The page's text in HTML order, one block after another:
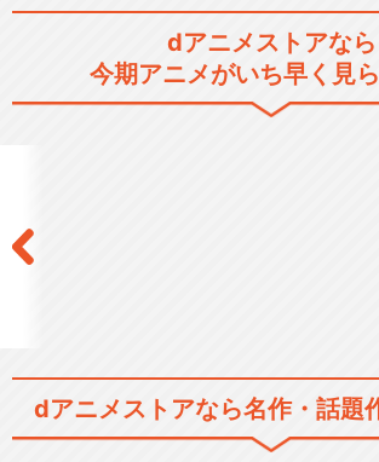
シリーズ／関連のアニメ作品
コードギアス
ュⅠ 興道
dアニメストアなら
今期アニメがいち早く見ら
dアニメストアなら名作・話題